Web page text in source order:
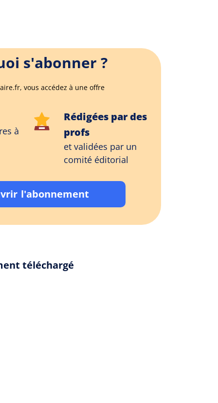
s'abonner ?
vous accédez à une offre
à
Rédigées par des
profs
et validées par un
comité éditorial
l'abonnement
téléchargé